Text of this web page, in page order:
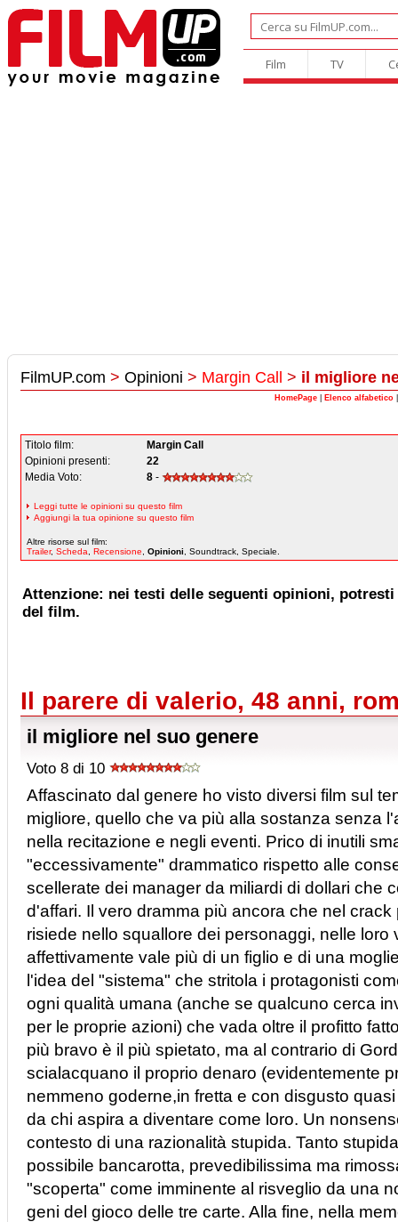
Film TV
FilmUP.com > Opinioni > Margin Call > il migliore
HomePage Elenco alfabetico
Titolo film:
Margin Call
Opinioni presenti:
22
Media Voto:
8 -
Leggi tutte le opinioni su questo film
Aggiungi la tua opinione su questo film
Altre risorse sul film:
Trailer, Scheda Recensione Opinioni , Soundtrack, Speciale.
Attenzione: nei testi delle seguenti opinioni,
del film.
Il parere di valerio, 48 anni,
il migliore nel suo genere
Voto 8 di 10
Affascinato dal genere ho visto diversi film sul
migliore, quello che va più alla sostanza senza
nella recitazione e negli eventi. Prico di inutili
"eccessivamente" drammatico rispetto alle
scellerate dei manager da miliardi di dollari che
d'affari. Il vero dramma più ancora che nel
risiede nello squallore dei personaggi, nelle loro
affettivamente vale più di un figlio e di una
l'idea del "sistema" che stritola i protagonisti
ogni qualità umana (anche se qualcuno cerca
per le proprie azioni) che vada oltre il profitto
più bravo è il più spietato, ma al contrario di
scialacquano il proprio denaro (evidentemente
nemmeno goderne,in fretta e con disgusto
da chi aspira a diventare come loro. Un
contesto di una razionalità stupida. Tanto
possibile bancarotta, prevedibilissima ma
"scoperta" come imminente al risveglio da una
geni del gioco delle tre carte. Alla fine, nella